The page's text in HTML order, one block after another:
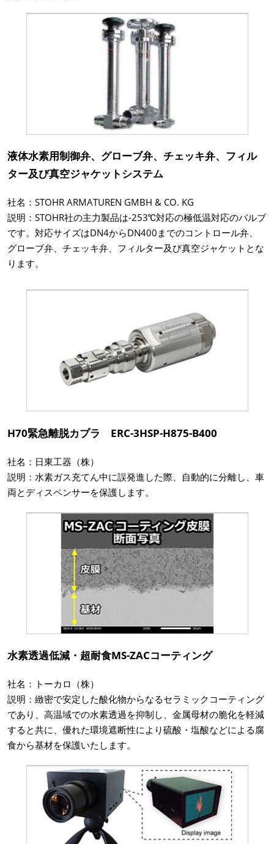
液体水素用制御弁、グローブ弁、チェッキ弁、フィル
ター及び真空ジャケットシステム
社名：STOHR ARMATUREN GMBH & CO. KG
説明：STOHR社の主力製品は-253℃対応の極低温対応のバルブ
です。対応サイズはDN4からDN400までのコントロール弁、
グローブ弁、チェッキ弁、フィルター及び真空ジャケットとな
ります。
H70緊急離脱カプラ ERC-3HSP-H875-B400
社名：日東工器（株）
説明：水素ガス充てん中に誤発進した際、自動的に分離し、車
両とディスペンサーを保護します。
水素透過低減・超耐食MS-ZACコーティング
社名：トーカロ（株）
説明：緻密で安定した酸化物からなるセラミックコーティング
であり、高温域での水素透過を抑制し、金属母材の脆化を軽減
すると共に、優れた環境遮断性により硫酸・塩酸などによる腐
食から基材を保護いたします。